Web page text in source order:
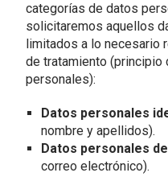
categorías de datos
solicitaremos aquellos
limitados a lo
de tratamiento (principio
personales):
Datos personales
nombre y apellidos).
Datos personales
correo electrónico).